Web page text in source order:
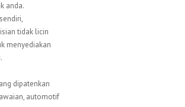
anda.
tidak licin
menyediakan
dipatenkan
automotif